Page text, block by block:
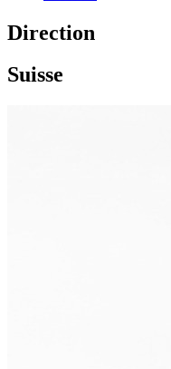
Direction
Suisse